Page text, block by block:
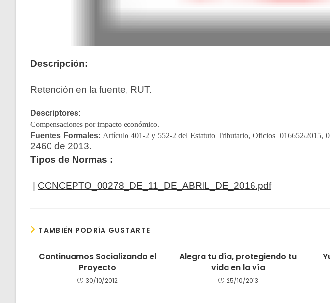
Descripción:
Retención en la fuente, RUT.
Descriptores:
Compensaciones por impacto económico.
Fuentes Formales:
2460 de 2013.
Tipos de Normas :
CONCEPTO_00278_DE_11_DE_ABRIL_DE_2016.pdf
TAMBIÉN PODRÍA GUSTARTE
Continuamos Socializando el
Proyecto
30/10/2012
Alegra tu día, protegiendo tu
vida en la vía
25/10/2013